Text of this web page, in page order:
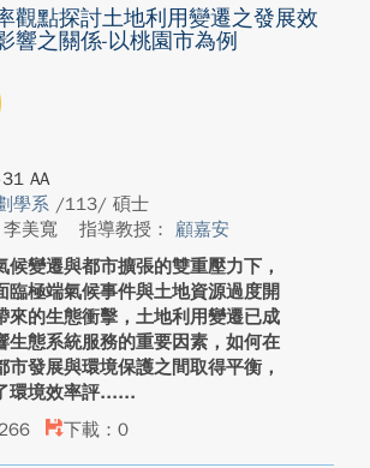
觀點探討土地利用變遷之發展效
響之關係-以桃園市為例
AA
學系 /113/ 碩士
美寬
指導教授： 顧嘉安
候變遷與都市擴張的雙重壓力下，
臨極端氣候事件與土地資源過度開
來的生態衝擊，土地利用變遷已成
生態系統服務的重要因素，如何在
市發展與環境保護之間取得平衡，
環境效率評...
下載：0